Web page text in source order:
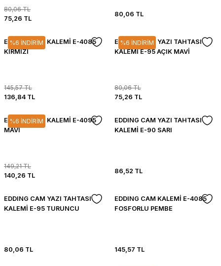
80,06 TL
75,26 TL
80,06 TL
%6 İNDİRİM
EDDING CAM KALEMİ E-4085
KIRMIZI
145,57 TL
136,84 TL
%6 İNDİRİM
EDDING CAM YAZI TAHTASI
KALEMİ E-95 AÇIK MAVİ
80,06 TL
75,26 TL
%6 İNDİRİM
EDDING CAM KALEMİ E-4095
MAVİ
149,21 TL
140,26 TL
EDDING CAM YAZI TAHTASI
KALEMİ E-90 SARI
86,52 TL
EDDING CAM YAZI TAHTASI
KALEMİ E-95 TURUNCU
80,06 TL
EDDING CAM KALEMİ E-4085
FOSFORLU PEMBE
145,57 TL